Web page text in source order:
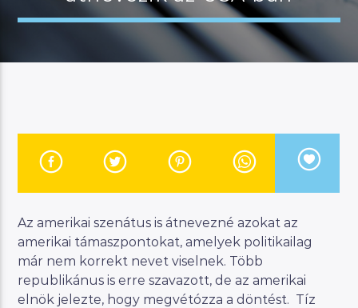
MANNA SELECTION
Manna FM
Az amerikai szenátus is átnevezné azokat az
amerikai támaszpontokat, amelyek politikailag
már nem korrekt nevet viselnek. Több
republikánus is erre szavazott, de az amerikai
elnök jelezte, hogy megvétózza a döntést. Tíz